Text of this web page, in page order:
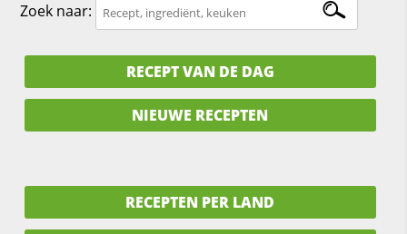
Zoek naar:
RECEPT VAN DE DAG
NIEUWE RECEPTEN
RECEPTEN PER LAND